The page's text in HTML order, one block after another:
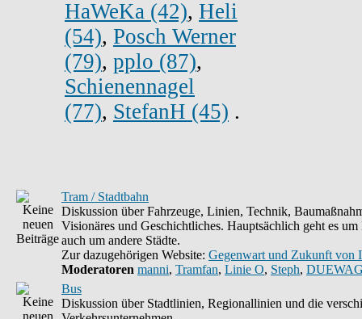
HaWeKa (42), Heli
(54), Posch Werner
(79), pplo (87),
Schienennagel
(77), StefanH (45) .
Tram / Stadtbahn
Diskussion über Fahrzeuge, Linien, Technik,
Visionäres und Geschichtliches. Hauptsächlich geht es
auch um andere Städte.
Zur dazugehörigen Website: Gegenwart und Zukunft von
Moderatoren manni, Tramfan, Linie O, Steph,
Bus
Diskussion über Stadtlinien, Regionallinien und die